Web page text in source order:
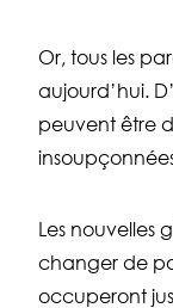
Or, tous les
aujourd’hui.
peuvent être
Les nouvelles
changer de
occuperont